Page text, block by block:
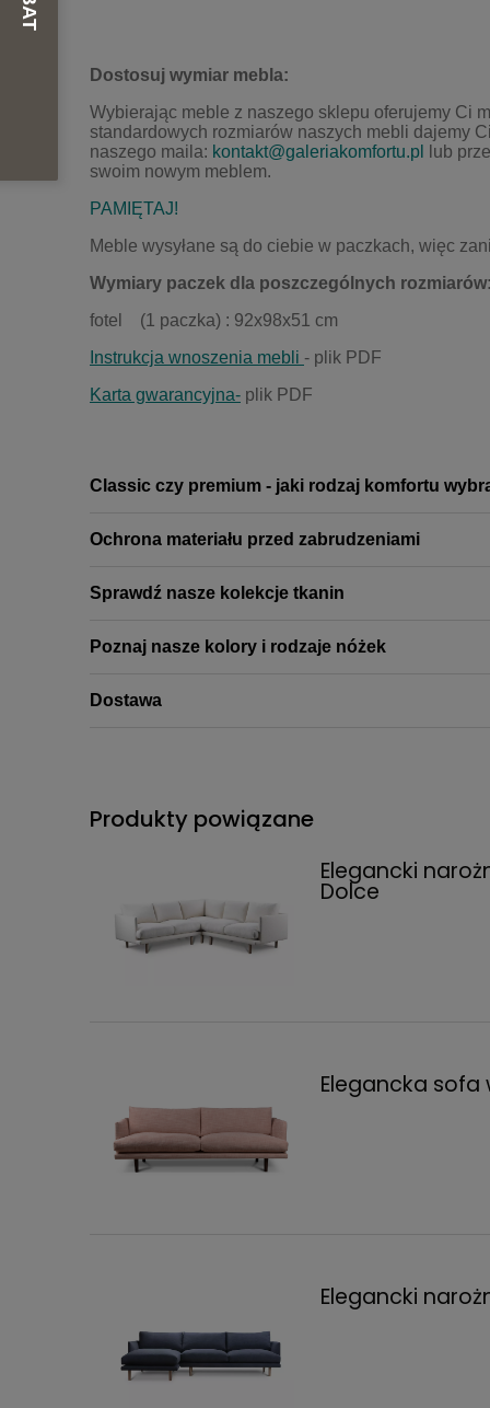
Dostosuj wymiar mebla:
Wybierając meble z naszego sklepu oferujemy Ci
standardowych rozmiarów naszych mebli dajemy Ci
naszego maila: kontakt@galeriakomfortu.pl lub
swoim nowym meblem.
PAMIĘTAJ!
Meble wysyłane są do ciebie w paczkach, więc
Wymiary paczek dla poszczególnych rozmiarów:
fotel (1 paczka) : 92x98x51 cm
Instrukcja wnoszenia mebli - plik PDF
Karta gwarancyjna- plik PDF
Classic czy premium - jaki rodzaj komfortu
Ochrona materiału przed zabrudzeniami
Sprawdź nasze kolekcje tkanin
Poznaj nasze kolory i rodzaje nóżek
Dostawa
Produkty powiązane
Elegancki
Dolce
Elegancka
Elegancki